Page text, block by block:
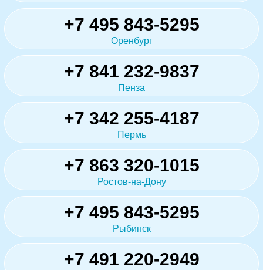
+7 495 843-5295
Оренбург
+7 841 232-9837
Пенза
+7 342 255-4187
Пермь
+7 863 320-1015
Ростов-на-Дону
+7 495 843-5295
Рыбинск
+7 491 220-2949